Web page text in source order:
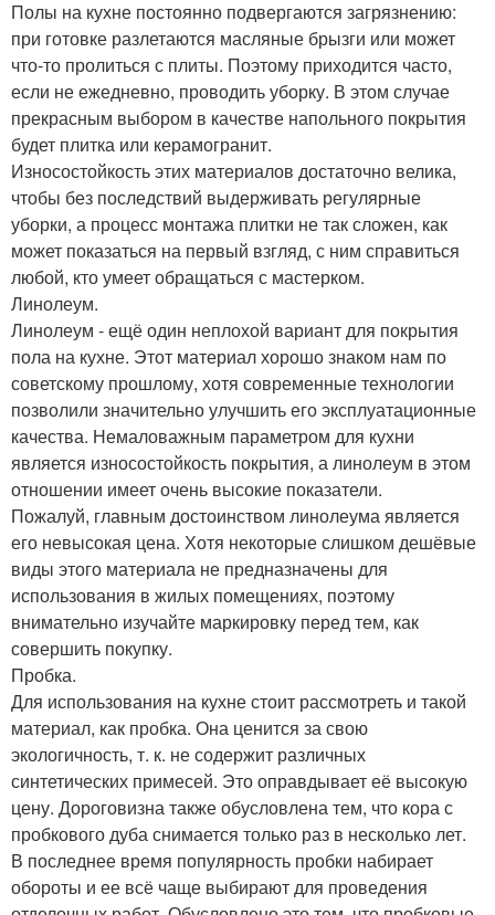
Полы на кухне постоянно подвергаются загрязнению:
при готовке разлетаются масляные брызги или может
что-то пролиться с плиты. Поэтому приходится часто,
если не ежедневно, проводить уборку. В этом случае
прекрасным выбором в качестве напольного покрытия
будет плитка или керамогранит.
Износостойкость этих материалов достаточно велика,
чтобы без последствий выдерживать регулярные
уборки, а процесс монтажа плитки не так сложен, как
может показаться на первый взгляд, с ним справиться
любой, кто умеет обращаться с мастерком.
Линолеум.
Линолеум - ещё один неплохой вариант для покрытия
пола на кухне. Этот материал хорошо знаком нам по
советскому прошлому, хотя современные технологии
позволили значительно улучшить его эксплуатационные
качества. Немаловажным параметром для кухни
является износостойкость покрытия, а линолеум в этом
отношении имеет очень высокие показатели.
Пожалуй, главным достоинством линолеума является
его невысокая цена. Хотя некоторые слишком дешёвые
виды этого материала не предназначены для
использования в жилых помещениях, поэтому
внимательно изучайте маркировку перед тем, как
совершить покупку.
Пробка.
Для использования на кухне стоит рассмотреть и такой
материал, как пробка. Она ценится за свою
экологичность, т. к. не содержит различных
синтетических примесей. Это оправдывает её высокую
цену. Дороговизна также обусловлена тем, что кора с
пробкового дуба снимается только раз в несколько лет.
В последнее время популярность пробки набирает
обороты и ее всё чаще выбирают для проведения